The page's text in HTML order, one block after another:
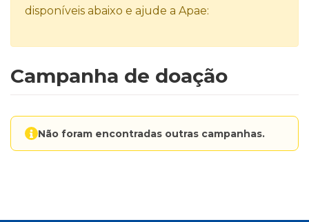
disponíveis abaixo e ajude a Apae:
Campanha de doação
Não foram encontradas outras campanhas.